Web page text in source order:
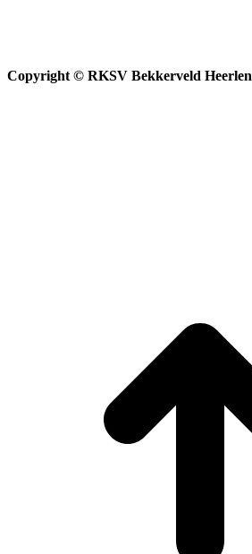
Copyright © RKSV Bekkerveld Heerlen